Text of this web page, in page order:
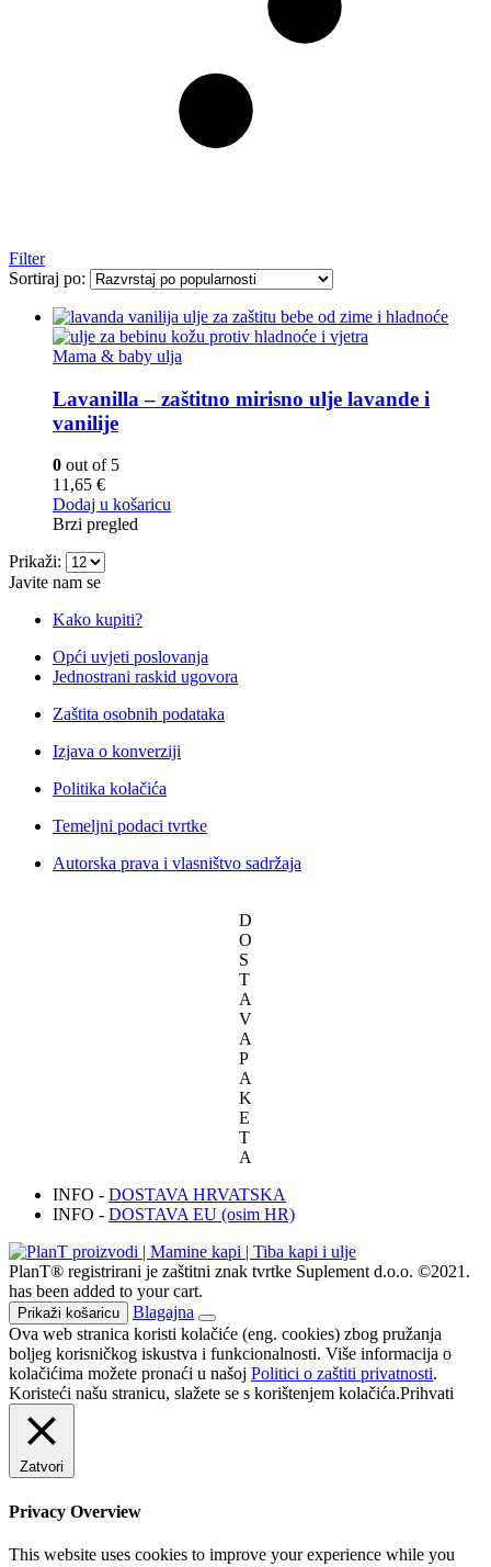
Filter
Sortiraj po:
Mama & baby ulja
Lavanilla – zaštitno mirisno ulje lavande i
vanilije
0 out of 5
11,65 €
Dodaj u košaricu
Brzi pregled
Prikaži:
Javite nam se
Kako kupiti?
Opći uvjeti poslovanja
Jednostrani raskid ugovora
Zaštita osobnih podataka
Izjava o konverziji
Politika kolačića
Temeljni podaci tvrtke
Autorska prava i vlasništvo sadržaja
D
O
S
T
A
V
A
P
A
K
E
T
A
INFO - DOSTAVA HRVATSKA
INFO - DOSTAVA EU (osim HR)
PlanT® registrirani je zaštitni znak tvrtke Suplement d.o.o. ©2021.
has been added to your cart.
Prikaži košaricu
Blagajna
Ova web stranica koristi kolačiće (eng. cookies) zbog pružanja
boljeg korisničkog iskustva i funkcionalnosti. Više informacija o
kolačićima možete pronaći u našoj Politici o zaštiti privatnosti.
Koristeći našu stranicu, slažete se s korištenjem kolačića.Prihvati
Zatvori
Privacy Overview
This website uses cookies to improve your experience while you